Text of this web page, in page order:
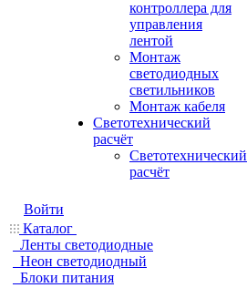
контроллера для
управления
лентой
Монтаж
светодиодных
светильников
Монтаж кабеля
Светотехнический
расчёт
Светотехнический
расчёт
Войти
Каталог
Ленты светодиодные
Неон светодиодный
Блоки питания